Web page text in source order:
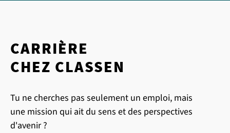
CARRIÈRE
CHEZ CLASSEN
Tu ne cherches pas seulement un emploi, mais
une mission qui ait du sens et des perspectives
d'avenir ?